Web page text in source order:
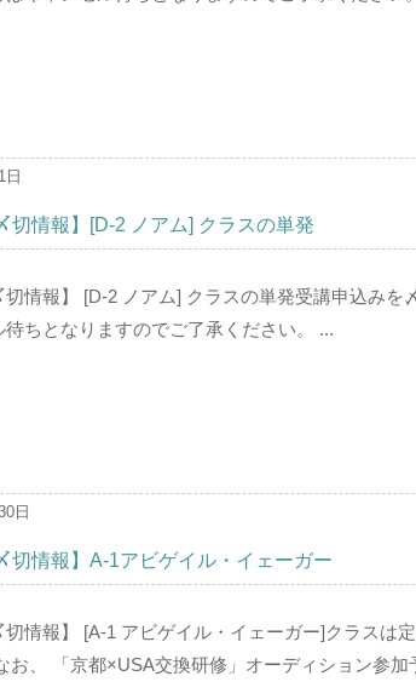
日
切情報】[D-2 ノアム] クラスの単発
切情報】 [D-2 ノアム] クラスの単発受講申込み
待ちとなりますのでご了承ください。 ...
日
切情報】A-1アビゲイル・イェーガー
切情報】 [A-1 アビゲイル・イェーガー]クラス
お、 「京都×USA交換研修」オーディション参加